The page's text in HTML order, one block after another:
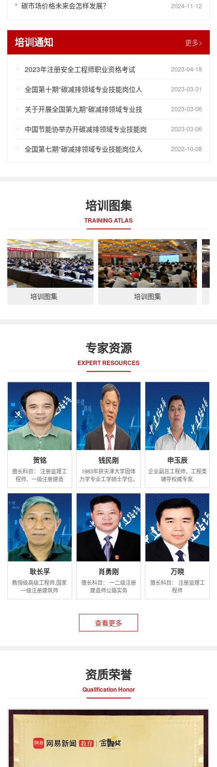
碳市场价格未来会怎样发展？ 2024-11-12
培训通知 更多>
2023年注册安全工程师职业资格考试 2023-04-18
全国第十期“碳减排领域专业技能岗位人 2023-03-31
关于开展全国第九期“碳减排领域专业技 2023-03-06
中国节能协举办开碳减排领域专业技能岗 2023-03-06
全国第七期“碳减排领域专业技能岗位人 2022-10-08
培训图集
TRAINING ATLAS
培训图集 培训图集
专家资源
EXPERT RESOURCES
贺铭
擅长科目： 注册监理工
程师、一级注册建造
钱民刚
1983年获天津大学固体
力学专业工学硕士学位。
申玉辰
企业副总工程师，工程类
辅导权威专家.
耿长孚
教授级高级工程师,国家
一级注册建筑师
肖勇刚
擅长科目： 一二级注册
建造师公路实务
万晓
擅长科目： 注册监理工
程师
查看更多
资质荣誉
Qualification Honor